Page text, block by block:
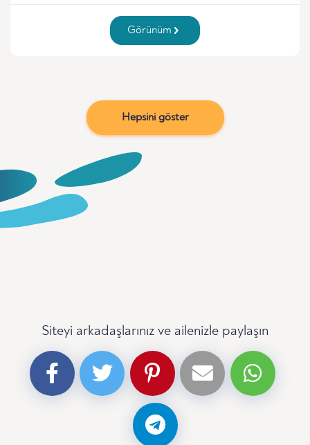
Görünüm
Hepsini göster
Siteyi arkadaşlarınız ve ailenizle paylaşın